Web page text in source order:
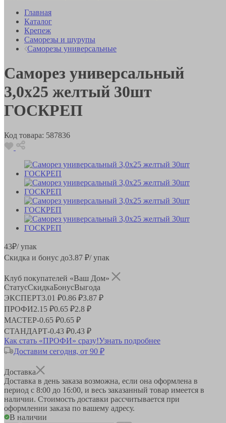
Главная
Каталог
Крепеж
Саморезы и шурупы
Саморезы универсальные
Саморез универсальный
3,0х25 желтый 30шт
ГОСКРЕП
Код товара: 587836
43₽/ упак
Скидка и бонус до3.87 ₽/ упак
Клуб покупателей «Ваш Дом»
СтатусСкидкаБонусВыгода
ЭКСПЕРТ3.01 ₽0.86 ₽3.87 ₽
ПРОФИ2.15 ₽0.65 ₽2.8 ₽
МАСТЕР-0.65 ₽0.65 ₽
СТАНДАРТ-0.43 ₽0.43 ₽
Как стать «ПРОФИ» сразу!Узнать подробнее
Доставим сегодня, от 90 ₽
Доставка
Доставка в день заказа возможна, если она оформлена в
период с 8:00 до 16:00, и весь заказанный товар имеется в
наличии. Стоимость доставки рассчитывается при
оформлении заказа по вашему адресу.
В наличии